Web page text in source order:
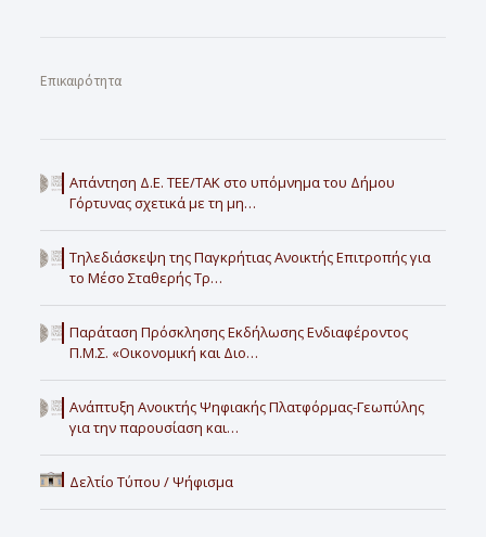
Επικαιρότητα
Απάντηση Δ.Ε. ΤΕΕ/ΤΑΚ στο υπόμνημα του Δήμου
Γόρτυνας σχετικά με τη μη…
Τηλεδιάσκεψη της Παγκρήτιας Ανοικτής Επιτροπής για
το Μέσο Σταθερής Τρ…
Παράταση Πρόσκλησης Εκδήλωσης Ενδιαφέροντος
Π.Μ.Σ. «Οικονομική και Διο…
Ανάπτυξη Ανοικτής Ψηφιακής Πλατφόρμας-Γεωπύλης
για την παρουσίαση και…
Δελτίο Τύπου / Ψήφισμα